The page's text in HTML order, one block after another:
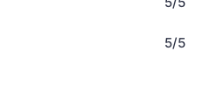
5/5